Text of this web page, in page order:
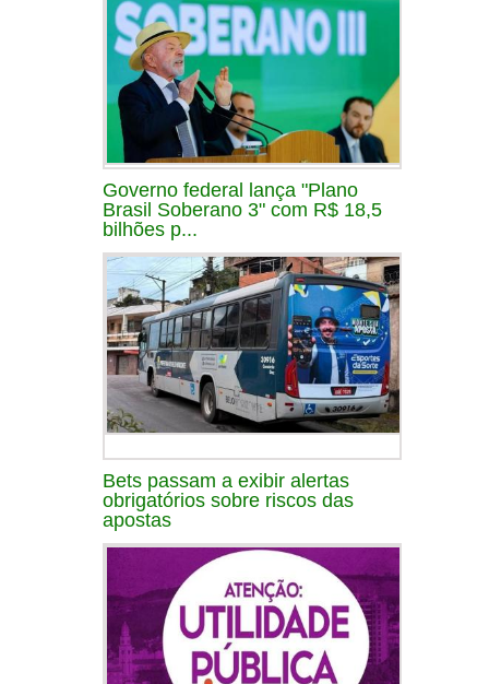
Governo federal lança "Plano
Brasil Soberano 3" com R$ 18,5
bilhões p...
Bets passam a exibir alertas
obrigatórios sobre riscos das
apostas